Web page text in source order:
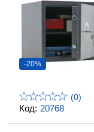
Код: 20768
-20%
(0)